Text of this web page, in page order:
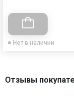
Нет в наличии
Отзывы